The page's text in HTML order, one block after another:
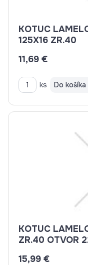
KOTUC
125X16 ZR.40
11,69 €
ks Do košíka
KOTUC
ZR.40 OTVOR
15,99 €